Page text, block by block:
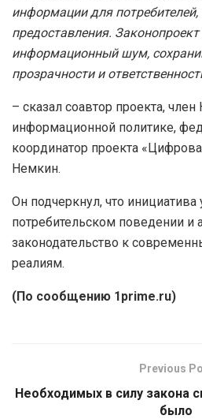
информации для
предоставления.
информационный шум,
прозрачности и
– сказал соавтор проекта,
информационной политике,
координатор проекта
Немкин.
Он подчеркнул, что
потребительском поведении и
законодательство к
реалиям.
(По сообщению 1prime.ru)
Previous
Необходимых в силу закона
было